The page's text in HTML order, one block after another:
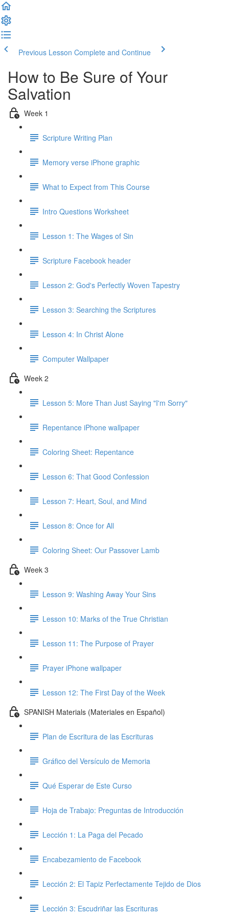
Previous Lesson Complete and Continue
How to Be Sure of Your
Salvation
Week 1
Scripture Writing Plan
Memory verse iPhone graphic
What to Expect from This Course
Intro Questions Worksheet
Lesson 1: The Wages of Sin
Scripture Facebook header
Lesson 2: God's Perfectly Woven Tapestry
Lesson 3: Searching the Scriptures
Lesson 4: In Christ Alone
Computer Wallpaper
Week 2
Lesson 5: More Than Just Saying "I'm Sorry"
Repentance iPhone wallpaper
Coloring Sheet: Repentance
Lesson 6: That Good Confession
Lesson 7: Heart, Soul, and Mind
Lesson 8: Once for All
Coloring Sheet: Our Passover Lamb
Week 3
Lesson 9: Washing Away Your Sins
Lesson 10: Marks of the True Christian
Lesson 11: The Purpose of Prayer
Prayer iPhone wallpaper
Lesson 12: The First Day of the Week
SPANISH Materials (Materiales en Español)
Plan de Escritura de las Escrituras
Gráfico del Versículo de Memoria
Qué Esperar de Este Curso
Hoja de Trabajo: Preguntas de Introducción
Lección 1: La Paga del Pecado
Encabezamiento de Facebook
Lección 2: El Tapiz Perfectamente Tejido de Dios
Lección 3: Escudriñar las Escrituras